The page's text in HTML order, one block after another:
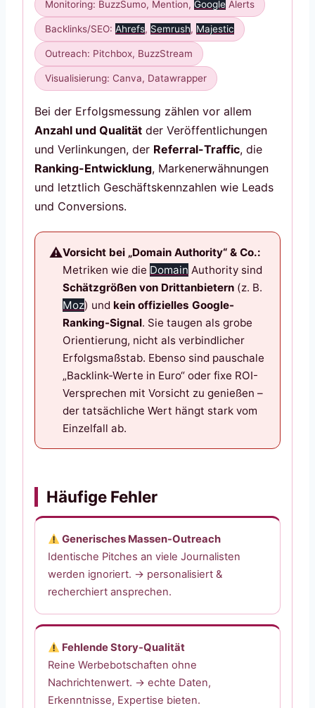
Monitoring: BuzzSumo, Mention, Google Alerts
Backlinks/SEO: Ahrefs, Semrush, Majestic
Outreach: Pitchbox, BuzzStream
Visualisierung: Canva, Datawrapper
Bei der Erfolgsmessung zählen vor allem
Anzahl und Qualität der Veröffentlichungen
und Verlinkungen, der Referral-Traffic, die
Ranking-Entwicklung, Markenerwähnungen
und letztlich Geschäftskennzahlen wie Leads
und Conversions.
Vorsicht bei „Domain Authority“ & Co.:
Metriken wie die Domain Authority sind
Schätzgrößen von Drittanbietern (z. B.
Moz) und kein offizielles Google-
Ranking-Signal. Sie taugen als grobe
Orientierung, nicht als verbindlicher
Erfolgsmaßstab. Ebenso sind pauschale
„Backlink-Werte in Euro“ oder fixe ROI-
Versprechen mit Vorsicht zu genießen –
der tatsächliche Wert hängt stark vom
Einzelfall ab.
Häufige Fehler
Generisches Massen-Outreach
Identische Pitches an viele Journalisten
werden ignoriert. → personalisiert &
recherchiert ansprechen.
Fehlende Story-Qualität
Reine Werbebotschaften ohne
Nachrichtenwert. → echte Daten,
Erkenntnisse, Expertise bieten.